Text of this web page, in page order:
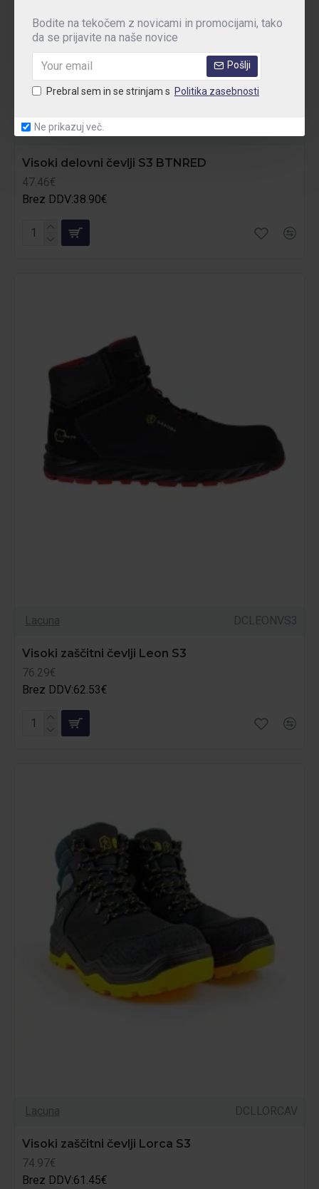
Bodite na tekočem z novicami in promocijami, tako
da se prijavite na naše novice
Pošlji
Prebral sem in se strinjam s Politika zasebnosti
Ne prikazuj več.
Artmas
Visoki delovni čevlji S3 BTNRED
47.46€
Brez DDV:38.90€
Lacuna DCLEONVS3
Visoki zaščitni čevlji Leon S3
76.29€
Brez DDV:62.53€
Lacuna DCLLORCAV
Visoki zaščitni čevlji Lorca S3
74.97€
Brez DDV:61.45€